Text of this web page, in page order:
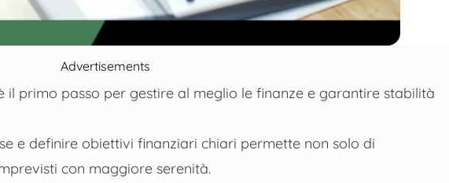
Advertisements
il primo passo per gestire al meglio le finanze e garantire stabilità
e definire obiettivi finanziari chiari permette non solo di
con maggiore serenità.